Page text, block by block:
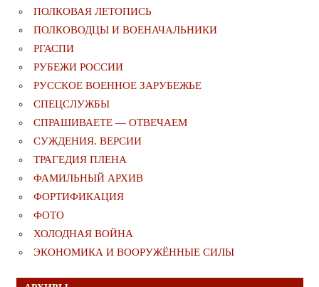
ПОЛКОВАЯ ЛЕТОПИСЬ
ПОЛКОВОДЦЫ И ВОЕНАЧАЛЬНИКИ
РГАСПИ
РУБЕЖИ РОССИИ
РУССКОЕ ВОЕННОЕ ЗАРУБЕЖЬЕ
СПЕЦСЛУЖБЫ
СПРАШИВАЕТЕ — ОТВЕЧАЕМ
СУЖДЕНИЯ. ВЕРСИИ
ТРАГЕДИЯ ПЛЕНА
ФАМИЛЬНЫЙ АРХИВ
ФОРТИФИКАЦИЯ
ФОТО
ХОЛОДНАЯ ВОЙНА
ЭКОНОМИКА И ВООРУЖЁННЫЕ СИЛЫ